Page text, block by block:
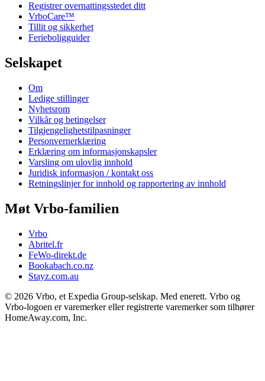
Registrer overnattingsstedet ditt
VrboCare™
Tillit og sikkerhet
Ferieboligguider
Selskapet
Om
Ledige stillinger
Nyhetsrom
Vilkår og betingelser
Tilgjengelighetstilpasninger
Personvernerklæring
Erklæring om informasjonskapsler
Varsling om ulovlig innhold
Juridisk informasjon / kontakt oss
Retningslinjer for innhold og rapportering av innhold
Møt Vrbo-familien
Vrbo
Abritel.fr
FeWo-direkt.de
Bookabach.co.nz
Stayz.com.au
© 2026 Vrbo, et Expedia Group-selskap. Med enerett. Vrbo og
Vrbo-logoen er varemerker eller registrerte varemerker som tilhører
HomeAway.com, Inc.